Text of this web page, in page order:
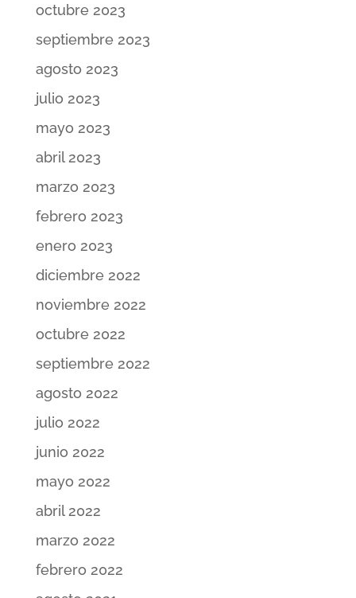
octubre 2023
septiembre 2023
agosto 2023
julio 2023
mayo 2023
abril 2023
marzo 2023
febrero 2023
enero 2023
diciembre 2022
noviembre 2022
octubre 2022
septiembre 2022
agosto 2022
julio 2022
junio 2022
mayo 2022
abril 2022
marzo 2022
febrero 2022